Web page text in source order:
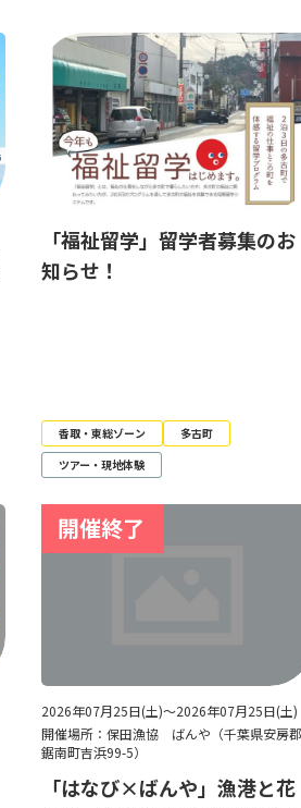
「福祉留学」留学者募集のお
知らせ！
香取・東総ゾーン
多古町
ツアー・現地体験
2026年07月25日(土)～2026年07月25日(土)
開催場所：保田漁協 ばんや（千葉県安房郡
鋸南町吉浜99-5）
「はなび×ばんや」漁港と花